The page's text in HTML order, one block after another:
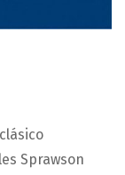
Sprawson